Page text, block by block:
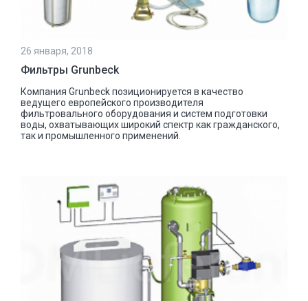
26 января, 2018
Фильтры Grunbeck
Компания Grunbeck позиционируется в качество
ведущего европейского производителя
фильтровального оборудования и систем подготовки
воды, охватывающих широкий спектр как гражданского,
так и промышленного применений.